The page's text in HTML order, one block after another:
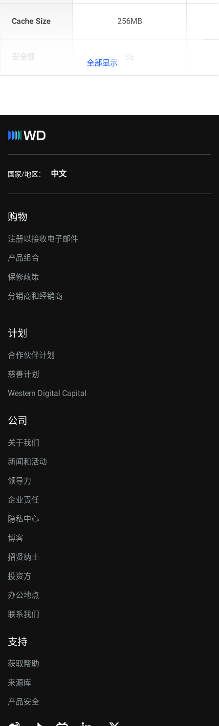
Cache Size 256MB
安全性 SE
全部显示
国家/地区： 中文
购物
注册以接收电子邮件
产品组合
保修政策
分销商和经销商
计划
合作伙伴计划
慈善计划
Western Digital Capital
公司
关于我们
新闻和活动
领导力
企业责任
隐私中心
博客
招贤纳士
投资方
办公地点
联系我们
支持
获取帮助
来源库
产品安全